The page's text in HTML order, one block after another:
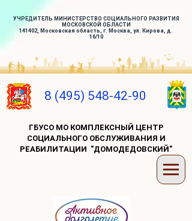
УЧРЕДИТЕЛЬ МИНИСТЕРСТВО СОЦИАЛЬНОГО РАЗВИТИЯ
МОСКОВСКОЙ ОБЛАСТИ
141402, Московская область, г. Москва, ул. Кирова, д.
16/10
8 (495) 548-42-90
ГБУСО МО КОМПЛЕКСНЫЙ ЦЕНТР
СОЦИАЛЬНОГО ОБСЛУЖИВАНИЯ И
РЕАБИЛИТАЦИИ "ДОМОДЕДОВСКИЙ"